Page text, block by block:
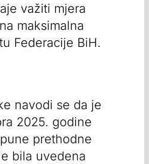
važiti mjera
maksimalna
Federacije BiH.
navodi se da je
2025. godine
prethodne
bila uvedena